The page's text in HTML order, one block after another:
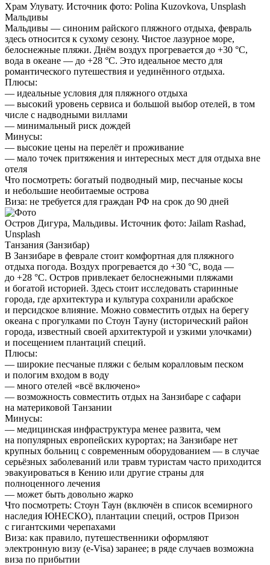
Храм Улувату. Источник фото: Polina Kuzovkova, Unsplash
Мальдивы
Мальдивы — синоним райского пляжного отдыха, февраль
здесь относится к сухому сезону. Чистое лазурное море,
белоснежные пляжи. Днём воздух прогревается до +30 °C,
вода в океане — до +28 °C. Это идеальное место для
романтического путешествия и уединённого отдыха.
Плюсы:
— идеальные условия для пляжного отдыха
— высокий уровень сервиса и большой выбор отелей, в том
числе с надводными виллами
— минимальный риск дождей
Минусы:
— высокие цены на перелёт и проживание
— мало точек притяжения и интересных мест для отдыха вне
отеля
Что посмотреть: богатый подводный мир, песчаные косы
и небольшие необитаемые острова
Виза: не требуется для граждан РФ на срок до 90 дней
Остров Дигура, Мальдивы. Источник фото: Jailam Rashad,
Unsplash
Танзания (Занзибар)
В Занзибаре в феврале стоит комфортная для пляжного
отдыха погода. Воздух прогревается до +30 °C, вода —
до +28 °C. Остров привлекает белоснежными пляжами
и богатой историей. Здесь стоит исследовать старинные
города, где архитектура и культура сохранили арабское
и персидское влияние. Можно совместить отдых на берегу
океана с прогулками по Стоун Тауну (исторический район
города, известный своей архитектурой и узкими улочками)
и посещением плантаций специй.
Плюсы:
— широкие песчаные пляжи с белым коралловым песком
и пологим входом в воду
— много отелей «всё включено»
— возможность совместить отдых на Занзибаре с сафари
на материковой Танзании
Минусы:
— медицинская инфраструктура менее развита, чем
на популярных европейских курортах; на Занзибаре нет
крупных больниц с современным оборудованием — в случае
серьёзных заболеваний или травм туристам часто приходится
эвакуироваться в Кению или другие страны для
полноценного лечения
— может быть довольно жарко
Что посмотреть: Стоун Таун (включён в список всемирного
наследия ЮНЕСКО), плантации специй, остров Призон
с гигантскими черепахами
Виза: как правило, путешественники оформляют
электронную визу (e-Visa) заранее; в ряде случаев возможна
виза по прибытии